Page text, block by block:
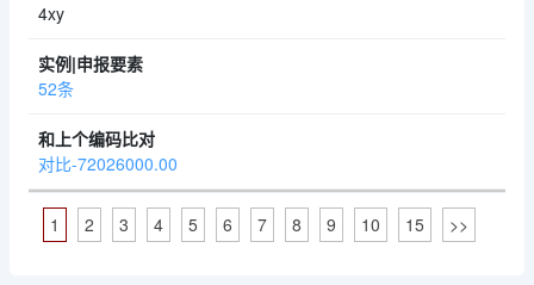
4xy
52条
对比-72026000.00
1 2 3 4 5 6 7 8 9 10 15 >>